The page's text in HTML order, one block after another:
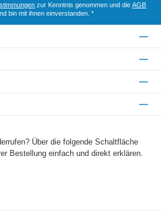
zur Kenntnis genommen und dieAGB
bin mit ihnen einverstanden. *
Über die folgende Schaltfläche
Bestellung einfach und direkt erklären.